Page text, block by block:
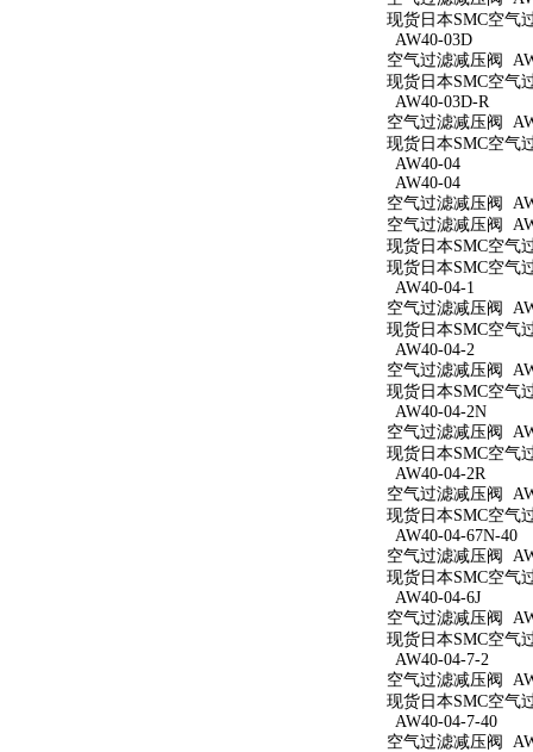
现货日本SMC空气
AW40-03D
空气过滤减压阀
现货日本SMC空气
AW40-03D-R
空气过滤减压阀
现货日本SMC空气
AW40-04
AW40-04
空气过滤减压阀
空气过滤减压阀
现货日本SMC空气
现货日本SMC空气
AW40-04-1
空气过滤减压阀
现货日本SMC空气
AW40-04-2
空气过滤减压阀
现货日本SMC空气
AW40-04-2N
空气过滤减压阀
现货日本SMC空气
AW40-04-2R
空气过滤减压阀
现货日本SMC空气
AW40-04-67N-40
空气过滤减压阀
现货日本SMC空气
AW40-04-6J
空气过滤减压阀
现货日本SMC空气
AW40-04-7-2
空气过滤减压阀
现货日本SMC空气
AW40-04-7-40
空气过滤减压阀